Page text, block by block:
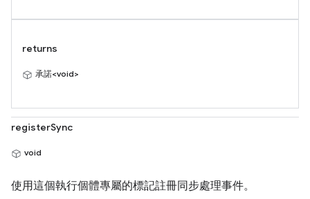
returns
承諾<void>
registerSync
void
使用這個執行個體專屬的標記註冊同步處理事件。